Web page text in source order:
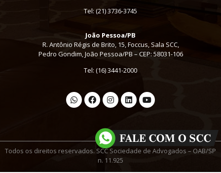
Tel: (21) 3736-3745
João Pessoa/PB
R. Antônio Régis de Brito, 15, Foccus, Sala SCC,
Pedro Gondim, João Pessoa/PB – CEP: 58031-106
Tel: (16) 3441-2000
Todos os direitos reservados. SCC Sociedade de Advogados – OAB/SP
n. 11.925